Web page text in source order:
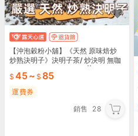
【沖泡穀粉小舖】《天然 原味焙炒
炒熟決明子》決明子茶/ 炒決明 無咖
空包裝||
45~ 85
運費券
銷售
28